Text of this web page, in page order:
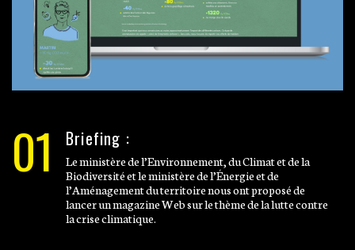
01 Briefing :
Le ministère de l’Environnement, du Climat et de la
Biodiversité et le ministère de l’Énergie et de
l’Aménagement du territoire nous ont proposé de
lancer un magazine Web sur le thème de la lutte contre
la crise climatique.